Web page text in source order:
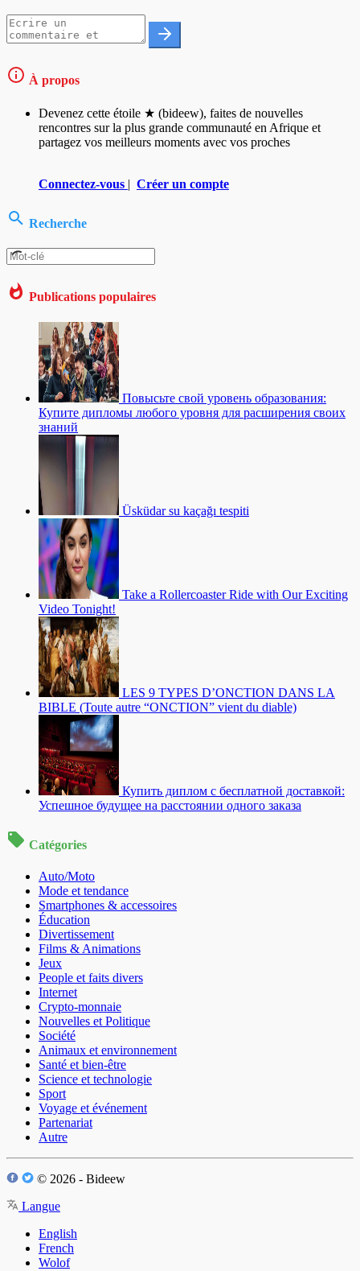
À propos
Devenez cette étoile ★ (bideew), faites de nouvelles
rencontres sur la plus grande communauté en Afrique et
partagez vos meilleurs moments avec vos proches
Connectez-vous | Créer un compte
Recherche
Publications populaires
Повысьте свой уровень образования:
Купите дипломы любого уровня для расширения своих
знаний
Üsküdar su kaçağı tespiti
Take a Rollercoaster Ride with Our Exciting
Video Tonight!
LES 9 TYPES D’ONCTION DANS LA
BIBLE (Toute autre “ONCTION” vient du diable)
Купить диплом с бесплатной доставкой:
Успешное будущее на расстоянии одного заказа
Catégories
Auto/Moto
Mode et tendance
Smartphones & accessoires
Éducation
Divertissement
Films & Animations
Jeux
People et faits divers
Internet
Crypto-monnaie
Nouvelles et Politique
Société
Animaux et environnement
Santé et bien-être
Science et technologie
Sport
Voyage et événement
Partenariat
Autre
© 2026 - Bideew
Langue
English
French
Wolof